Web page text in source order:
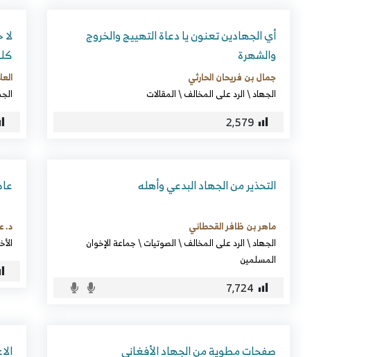
أي الجهادين تعنون يا دعاة التهييج والخروج
والشهرة
جمال بن فريحان الحارثي
الجهاد\الرد على المخالف\المقالات
2٬579
التحذير من الجهاد البدعي وأهله
ماهر بن ظافر القحطاني
الجهاد\الرد على المخالف\الصوتيات\جماعة الإخوان
المسلمين
7٬724
د.
صفحات مطوية من الجهاد الأفغاني